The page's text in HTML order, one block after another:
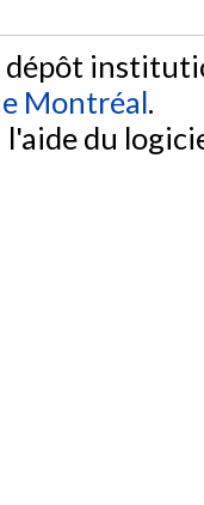
dépôt
Montréal.
l'aide du